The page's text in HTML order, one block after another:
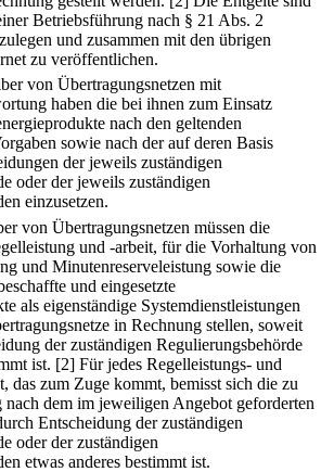
Betriebsführung nach § 21 Abs. 2
und zusammen mit den übrigen
zu veröffentlichen.
von Übertragungsnetzen mit
haben die bei ihnen zum Einsatz
nach den geltenden
sowie nach der auf deren Basis
der jeweils zuständigen
oder der jeweils zuständigen
einzusetzen.
von Übertragungsnetzen müssen die
und -arbeit, für die Vorhaltung von
und Minutenreserveleistung sowie die
und eingesetzte
als eigenständige Systemdienstleistungen
in Rechnung stellen, soweit
der zuständigen Regulierungsbehörde
ist. [2] Für jedes Regelleistungs- und
das zum Zuge kommt, bemisst sich die zu
nach dem im jeweiligen Angebot geforderten
Entscheidung der zuständigen
oder der zuständigen
etwas anderes bestimmt ist.